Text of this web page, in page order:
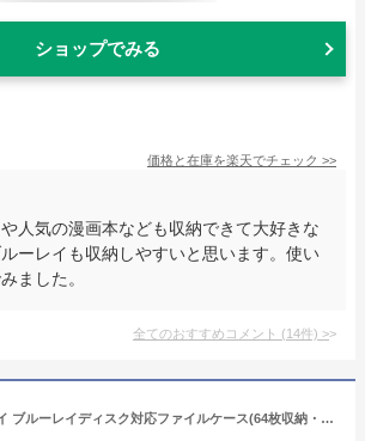
ショップでみる
価格と在庫を楽天でチェック >>
人気の漫画本なども収納できて大好きな
ーレイも収納しやすいと思います。使い
ました。
全てのおすすめコメント (14件) >
サンワサプライ ブルーレイディスク対応ファイルケース(64枚収納・クリア) FCD-FLBD64C